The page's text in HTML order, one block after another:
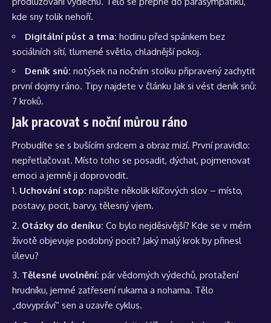
kde sny tolik nehoří.
Digitální půst a tma: hodinu před spánkem bez
sociálních sítí, tlumené světlo, chladnější pokoj.
Deník snů: notýsek na nočním stolku připravený zachytit
první dojmy ráno. Tipy najdete v článku Jak si vést deník snů:
7 kroků.
Jak pracovat s noční můrou ráno
Probudíte se s bušícím srdcem a obraz mizí. První pravidlo:
nepřetlačovat. Místo toho se posadit, dýchat, pojmenovat
emoci a jemně ji doprovodit.
Uchování stop: napište několik klíčových slov – místo,
postavy, pocit, barvy, tělesný vjem.
Otázky do deníku: Co bylo nejděsivější? Kde se v mém
životě objevuje podobný pocit? Jaký malý krok by přinesl
úlevu?
Tělesné uvolnění: pár vědomých výdechů, protažení
hrudníku, jemné zatřesení rukama a nohama. Tělo
„dovypráví“ sen a uzavře cyklus.